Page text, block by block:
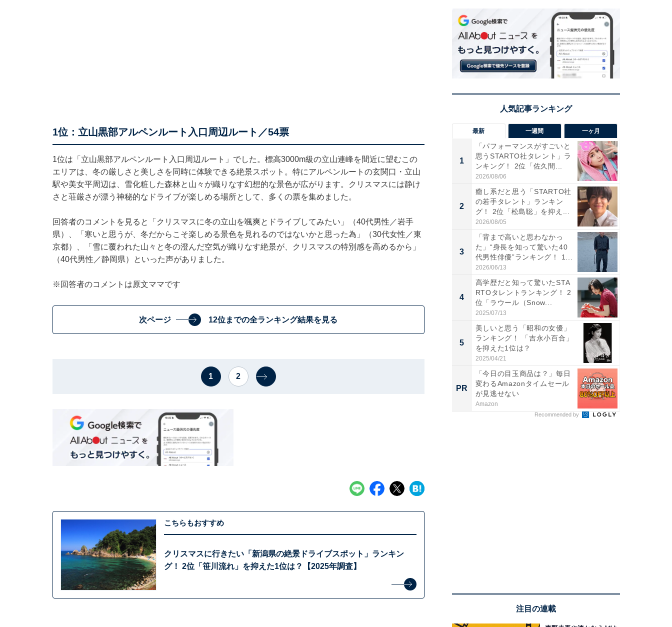
1位：立山黒部アルペンルート入口周辺ルート／54票
1位は「立山黒部アルペンルート入口周辺ルート」でした。標高3000m級の立山連峰を間近に望むこの
エリアは、冬の厳しさと美しさを同時に体験できる絶景スポット。特にアルペンルートの玄関口・立山
駅や美女平周辺は、雪化粧した森林と山々が織りなす幻想的な景色が広がります。クリスマスには静け
さと荘厳さが漂う神秘的なドライブが楽しめる場所として、多くの票を集めました。
回答者のコメントを見ると「クリスマスに冬の立山を颯爽とドライブしてみたい」（40代男性／岩手
県）、「寒いと思うが、冬だからこそ楽しめる景色を見れるのではないかと思った為」（30代女性／東
京都）、「雪に覆われた山々と冬の澄んだ空気が織りなす絶景が、クリスマスの特別感を高めるから」
（40代男性／静岡県）といった声がありました。
※回答者のコメントは原文ママです
次ページ 12位までの全ランキング結果を見る
1 2
こちらもおすすめ
クリスマスに行きたい「新潟県の絶景ドライブスポット」ランキン
グ！ 2位「笹川流れ」を抑えた1位は？【2025年調査】
最新 一週間 一ヶ月
1
「パフォーマンスがすごいと
思うSTARTO社タレント」ラ
ンキング！ 2位「佐久間...
2026/08/06
2
癒し系だと思う「STARTO社
の若手タレント」ランキン
グ！ 2位「松島聡」を抑え...
2026/08/05
3
「背まで高いと思わなかっ
た」“身長を知って驚いた40
代男性俳優”ランキング！ 1...
2026/06/13
4
高学歴だと知って驚いたSTA
RTOタレントランキング！ 2
位「ラウール（Snow...
2025/07/13
5
美しいと思う「昭和の女優」
ランキング！ 「吉永小百合」
を抑えた1位は？
2025/04/21
PR
「今日の目玉商品は？」毎日
変わるAmazonタイムセール
が見逃せない
Amazon
Recommended by
注目の連載